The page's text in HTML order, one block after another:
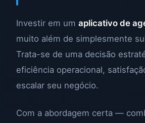
Investir em um aplicativo de
muito além de simplesmente
Trata-se de uma decisão
eficiência operacional,
escalar seu negócio.
Com a abordagem certa —